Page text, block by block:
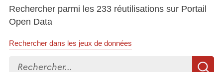
Rechercher parmi les 233 réutilisations sur Portail
Open Data
Rechercher dans les jeux de données
Rechercher...